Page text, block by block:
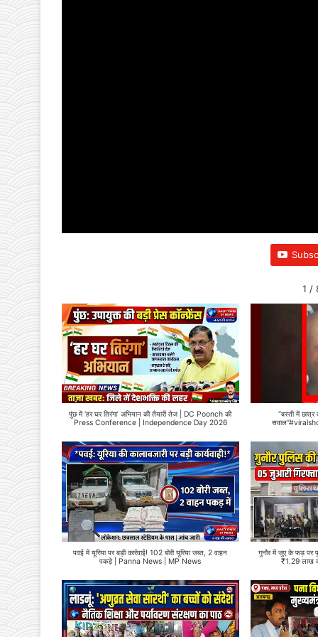
1 /
पुंछ में ‘हर घर तिरंगा’ अभियान की तैयारी तेज | DC Poonch की
Press Conference | Independence Day 2026
“बस्ती में
पवई में यूरिया पर बड़ी कार्रवाई! 102 बोरी यूरिया जब्त, 2 वाहन
पकड़े | Panna News | MP News
गुनौर में जुए के फड़ पर
₹1.29 लाख